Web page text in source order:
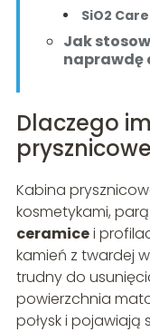
SiO2
Jak
naprawdę
Dlaczego
Kabina
kosmetykami,
ceramicei
kamień z twardej
trudny do
powierzchnia
połysk i pojawiają